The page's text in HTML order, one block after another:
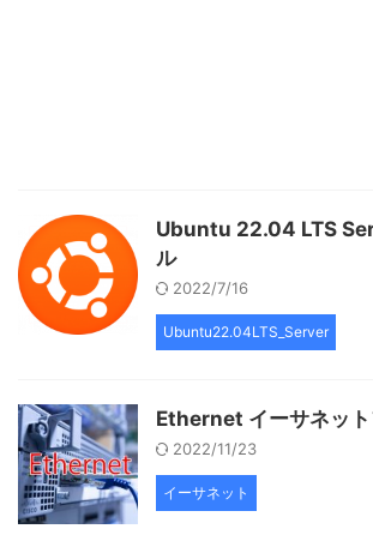
Ubuntu 22.04 LTS
ル
2022/7/16
Ubuntu22.04LTS_Server
Ethernet イーサネッ
2022/11/23
イーサネット